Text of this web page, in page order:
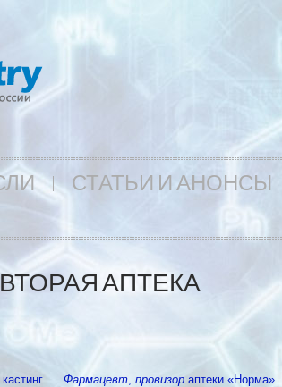
СТАТЬИ И АНОНСЫ
АПТЕКА
… Фармацевт, провизор аптеки «Норма»